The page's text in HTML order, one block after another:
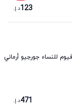
123د.إ.
للنساء جورجيو أرماني
471د.إ.